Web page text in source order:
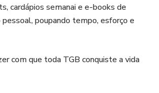
cardápios semanai e e-books de
poupando tempo, esforço e
com que toda TGB conquiste a vida